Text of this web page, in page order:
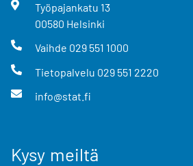
Työpajankatu 13
00580 Helsinki
Vaihde 029 551 1000
Tietopalvelu 029 551 2220
info@stat.fi
Kysy meiltä